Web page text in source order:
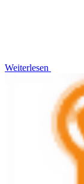
Weiterlesen